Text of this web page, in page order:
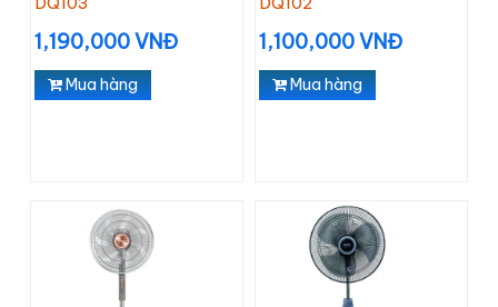
1,190,000 VNĐ
Mua hàng
1,100,000 VNĐ
Mua hàng